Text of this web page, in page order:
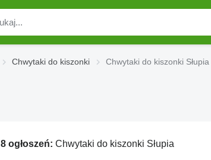
Chwytaki do kiszonki Chwytaki do kiszonki Słupia
8 ogłoszeń: Chwytaki do kiszonki Słupia